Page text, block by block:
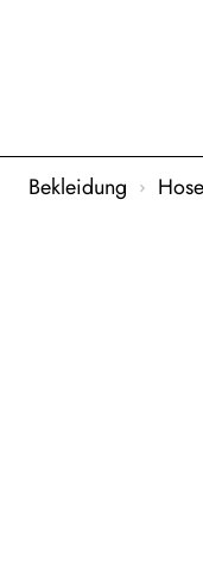
Bekleidung